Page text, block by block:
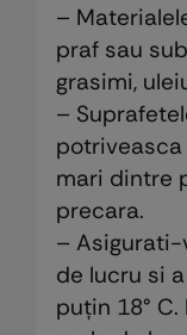
–
praf sau
grasimi,
–
potriveasca
mari dintre
precara.
–
de lucru si
puțin 18°